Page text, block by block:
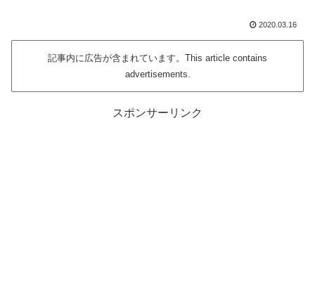
2020.03.16
記事内に広告が含まれています。This article contains
advertisements.
スポンサーリンク